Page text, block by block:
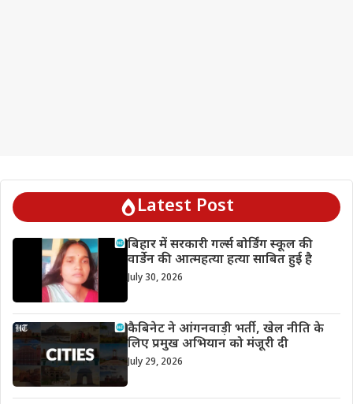
Latest Post
बिहार में सरकारी गर्ल्स बोर्डिंग स्कूल की
वार्डेन की आत्महत्या हत्या साबित हुई है
July 30, 2026
कैबिनेट ने आंगनवाड़ी भर्ती, खेल नीति के
लिए प्रमुख अभियान को मंजूरी दी
July 29, 2026